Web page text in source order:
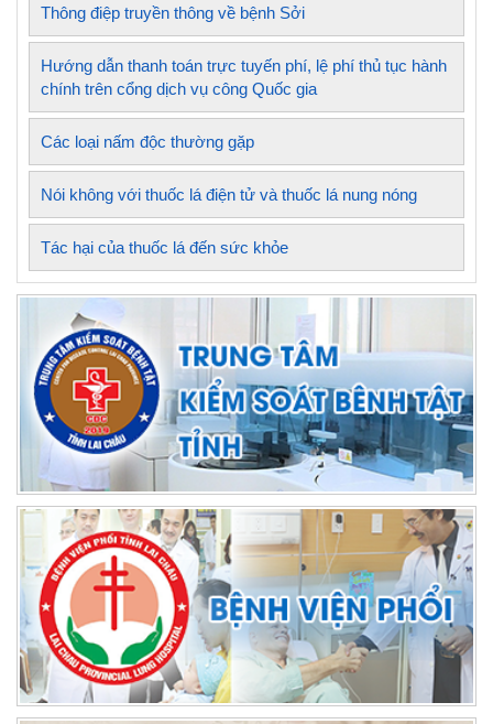
Thông điệp truyền thông về bệnh Sởi
Hướng dẫn thanh toán trực tuyến phí, lệ phí thủ tục hành
chính trên cổng dịch vụ công Quốc gia
Các loại nấm độc thường gặp
Nói không với thuốc lá điện tử và thuốc lá nung nóng
Tác hại của thuốc lá đến sức khỏe